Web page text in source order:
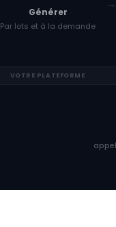
Générer
Par lots et à la demande
VOTRE PLATEFORME